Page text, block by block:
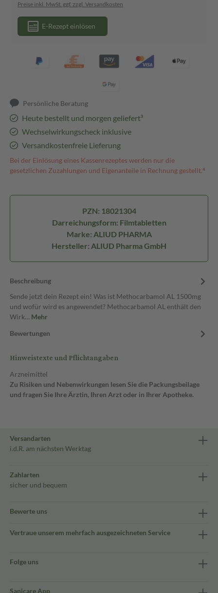
Preise inkl. MwSt. ggf. zzgl. Versandkosten
E-Rezept einlösen
Persönliche Beratung
Heute bestellt und morgen geliefert³
Wechselwirkungscheck inklusive
Versandkostenfreie Lieferung
Bei der Einlösung eines Kassenrezeptes werden nur die
gesetzlichen Zuzahlungen und Eigenanteile in Rechnung gestellt.⁴
PZN: 18021304
Darreichungsform: Filmtabletten
Marke: ALIUD PHARMA
Hersteller: ALIUD Pharma GmbH
Beschreibung
Sende jetzt dein Rezept ein! Was ist Methocarbamol AL 1500mg
und wofür wird es angewendet? Methocarbamol AL enthält den
Wirk… Mehr
Bewertungen
Hinweistexte und Pflichtangaben
Arzneimittel
Zu Risiken und Nebenwirkungen lesen Sie die Packungsbeilage
und fragen Sie Ihre Ärztin, Ihren Arzt oder in Ihrer Apotheke.
Versandarten
i.d.R. am nächsten Werktag
Zahlarten
sicher und bequem
Bewerte uns
Vertraue unserem mehrfach ausgezeichneten Service
Folge uns
Sanicare App